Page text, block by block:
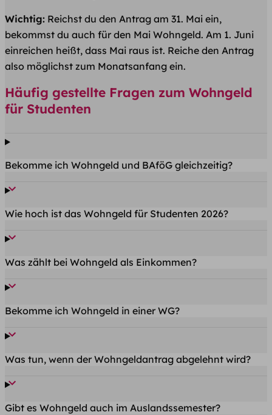
Wichtig: Reichst du den Antrag am 31. Mai ein,
bekommst du auch für den Mai Wohngeld. Am 1. Juni
einreichen heißt, dass Mai raus ist. Reiche den Antrag
also möglichst zum Monatsanfang ein.
Häufig gestellte Fragen zum Wohngeld
für Studenten
Bekomme ich Wohngeld und BAföG gleichzeitig?
Wie hoch ist das Wohngeld für Studenten 2026?
Was zählt bei Wohngeld als Einkommen?
Bekomme ich Wohngeld in einer WG?
Was tun, wenn der Wohngeldantrag abgelehnt wird?
Gibt es Wohngeld auch im Auslandssemester?